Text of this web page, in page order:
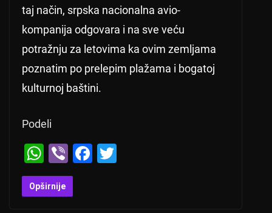
taj način, srpska nacionalna avio-
kompanija odgovara i na sve veću
potražnju za letovima ka ovim zemljama
poznatim po prelepim plažama i bogatoj
kulturnoj baštini.
Podeli
W
h
at
Vi
b
er
F
Opširnije